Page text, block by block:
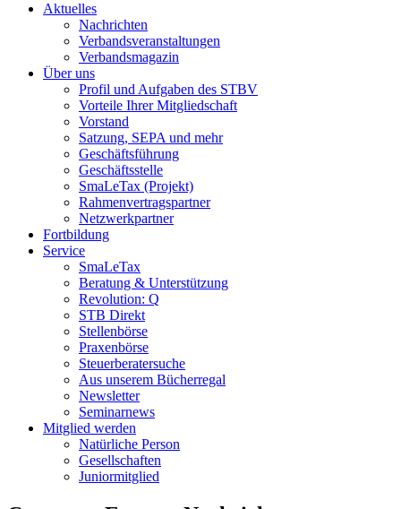
Aktuelles
Nachrichten
Verbandsveranstaltungen
Verbandsmagazin
Über uns
Profil und Aufgaben des STBV
Vorteile Ihrer Mitgliedschaft
Vorstand
Satzung, SEPA und mehr
Geschäftsführung
Geschäftsstelle
SmaLeTax (Projekt)
Rahmenvertragspartner
Netzwerkpartner
Fortbildung
Service
SmaLeTax
Beratung & Unterstützung
Revolution: Q
STB Direkt
Stellenbörse
Praxenbörse
Steuerberatersuche
Aus unserem Bücherregal
Newsletter
Seminarnews
Mitglied werden
Natürliche Person
Gesellschaften
Juniormitglied